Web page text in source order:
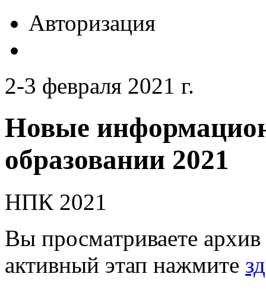
Авторизация
2-3 февраля 2021 г.
Новые
образовании 2021
НПК 2021
Вы просматриваете
активный этап нажмите